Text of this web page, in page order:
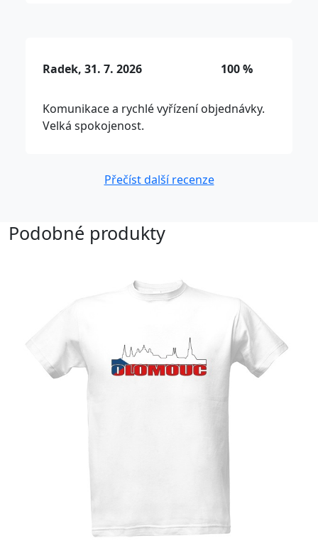
Radek, 31. 7. 2026 100 %
Komunikace a rychlé vyřízení objednávky.
Velká spokojenost.
Přečíst další recenze
Podobné produkty